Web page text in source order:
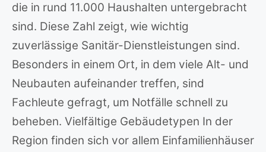
die in rund 11.000 Haushalten untergebracht
sind. Diese Zahl zeigt, wie wichtig
zuverlässige Sanitär-Dienstleistungen sind.
Besonders in einem Ort, in dem viele Alt- und
Neubauten aufeinander treffen, sind
Fachleute gefragt, um Notfälle schnell zu
beheben. Vielfältige Gebäudetypen In der
Region finden sich vor allem Einfamilienhäuser